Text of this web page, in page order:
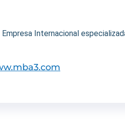
Internacional